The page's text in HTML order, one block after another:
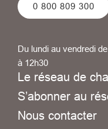
0 800 809 300
Du lundi au vendredi
à 12h30
Le réseau de
S’abonner au
Nous contacter